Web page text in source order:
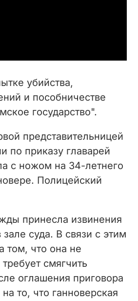
убийства,
и пособничестве
государство".
представительницей
по приказу главарей
с ножом на 34-летнего
Полицейский
принесла извинения
суда. В связи с этим
том, что она не
смягчить
оглашения приговора
то, что ганноверская